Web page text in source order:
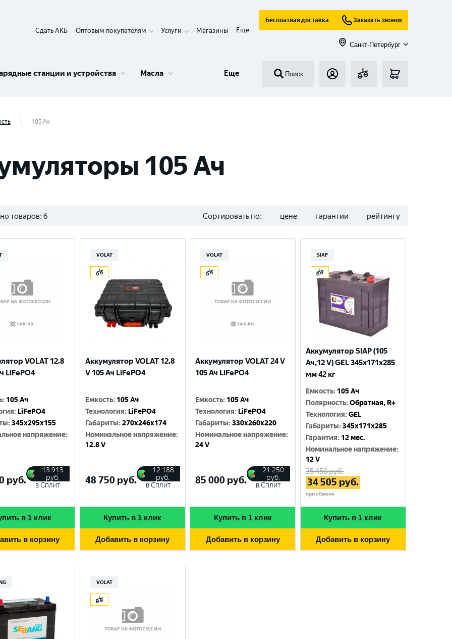
Сдать АКБ Оптовым покупателям Услуги Магазины Еще
Бесплатная доставка Заказать звонок
Санкт-Петербург
станции и устройства Масла Еще Поиск
105 Ач
105 Ач
товаров: 6 Сортировать по: цене гарантии рейтингу
VOLAT 12.8
LiFePO4
: 105 Ач
: LiFePO4
:345x295x155
напряжение:
руб.
13 913
руб.
в Сплит
в 1 клик
в корзину
VOLAT
Аккумулятор VOLAT 12.8
V 105 Ач LiFePO4
Емкость: 105 Ач
Технология: LiFePO4
Габариты:270x246x174
Номинальное напряжение:
12.8 V
48 750 руб.
12 188
руб.
в Сплит
Купить в 1 клик
Добавить в корзину
VOLAT
Аккумулятор VOLAT 24 V
105 Ач LiFePO4
Емкость: 105 Ач
Технология: LiFePO4
Габариты:330x260x220
Номинальное напряжение:
24 V
85 000 руб.
21 250
руб.
в Сплит
Купить в 1 клик
Добавить в корзину
SIAP
Аккумулятор SIAP (105
Ач,12 V) GEL 345x171x285
мм 42 кг
Емкость: 105 Ач
Полярность:Обратная, R+
Технология:GEL
Габариты:345x171x285
Гарантия: 12 мес.
Номинальное напряжение:
12 V
35 450руб.
34 505 руб.
при обмене
Купить в 1 клик
Добавить в корзину
VOLAT